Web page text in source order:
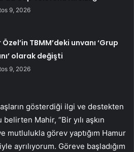
9, 2026
TBMM’deki unvanı ‘Grup
olarak değişti
9, 2026
gösterdiği ilgi ve destekten
Mahir, “Bir yılı aşkın
mutlulukla görev yaptığım Hamur
ayrılıyorum. Göreve başladığım